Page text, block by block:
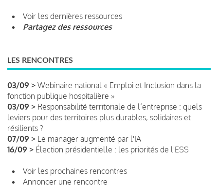
Voir les dernières ressources
Partagez des ressources
LES RENCONTRES
03/09 > Webinaire national « Emploi et Inclusion dans la
fonction publique hospitalière »
03/09 > Responsabilité territoriale de l’entreprise : quels
leviers pour des territoires plus durables, solidaires et
résilients ?
07/09 > Le manager augmenté par l'IA
16/09 > Élection présidentielle : les priorités de l'ESS
Voir les prochaines rencontres
Annoncer une rencontre